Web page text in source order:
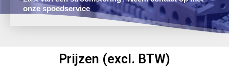
onze spoedservice
Prijzen (excl. BTW)